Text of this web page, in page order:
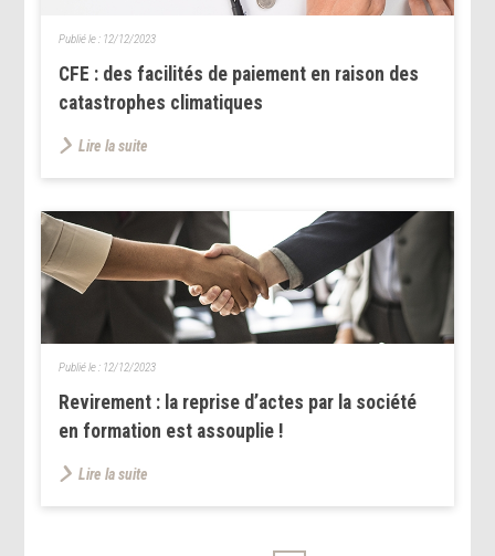
CFE : des facilités de paiement en raison des
catastrophes climatiques
Publié le : 12/12/2023
Lire la suite
Revirement : la reprise d’actes par la société
en formation est assouplie !
Publié le : 12/12/2023
Lire la suite